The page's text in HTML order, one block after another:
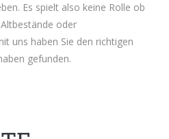
Es spielt also keine Rolle ob
oder
uns haben Sie den richtigen
gefunden.